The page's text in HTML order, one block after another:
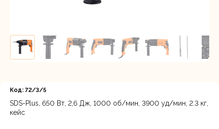
Код: 72/3/5
SDS-Plus, 650 Вт, 2,6 Дж, 1000 об/мин, 3900 уд/мин, 2.3 кг,
кейс